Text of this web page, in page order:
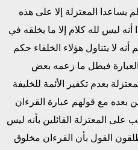
يساعدا المعتزلة إلا على هذه
أنه ليس لله كلام إلا ما يخلقه في
لا يتناول هؤلاء الخلفاء حكم
العبارة فبطل ما زعمه بعض
بعدم تكفير الأئمة للخليفة
بعده مع قولهم عبارة القرءان
المعتزلة القائلين بأنه ليس
القول بأن القرءان مخلوق